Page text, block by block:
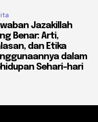
Jazakillah
Benar: Arti,
dan Etika
dalam
Sehari-hari